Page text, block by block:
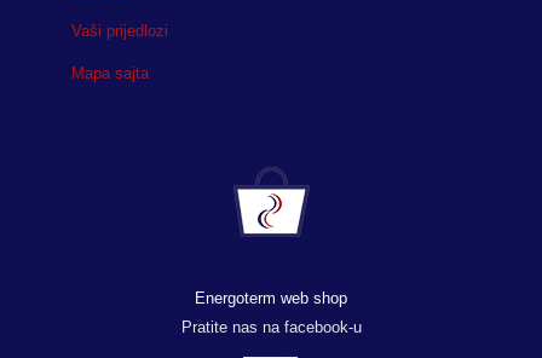
Vaši prijedlozi
Mapa sajta
Energoterm web shop
Pratite nas na facebook-u